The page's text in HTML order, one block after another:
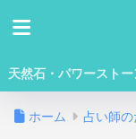
天然石・パワースト
ホーム 占い師